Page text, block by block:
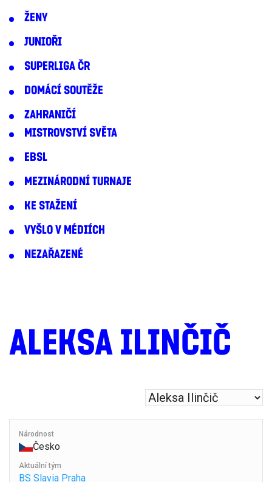
ŽENY
JUNIOŘI
SUPERLIGA ČR
DOMÁCÍ SOUTĚŽE
ZAHRANIČÍ
MISTROVSTVÍ SVĚTA
EBSL
MEZINÁRODNÍ TURNAJE
KE STAŽENÍ
VYŠLO V MÉDIÍCH
NEZAŘAZENÉ
ALEKSA ILINČIČ
Národnost
Česko
Aktuální tým
BS Slavia Praha